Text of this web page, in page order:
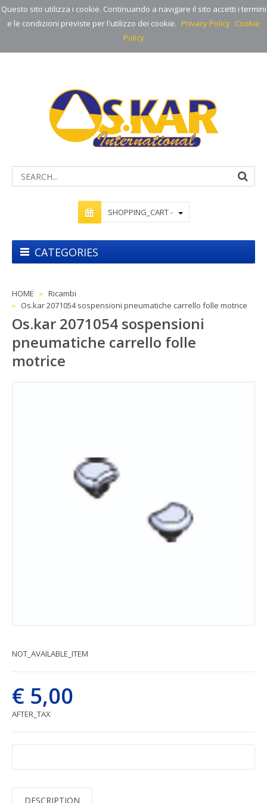
Questo sito utilizza i cookie. Continuando a navigare il sito accetti i termini
e le condizioni previste per l'utilizzo dei cookie. Privacy Policy Cookie
Policy
SHOPPING_CART -
CATEGORIES
HOME
Ricambi
Os.kar 2071054 sospensioni pneumatiche carrello folle motrice
Os.kar 2071054 sospensioni
pneumatiche carrello folle
motrice
NOT_AVAILABLE_ITEM
€ 5,00
AFTER_TAX
DESCRIPTION